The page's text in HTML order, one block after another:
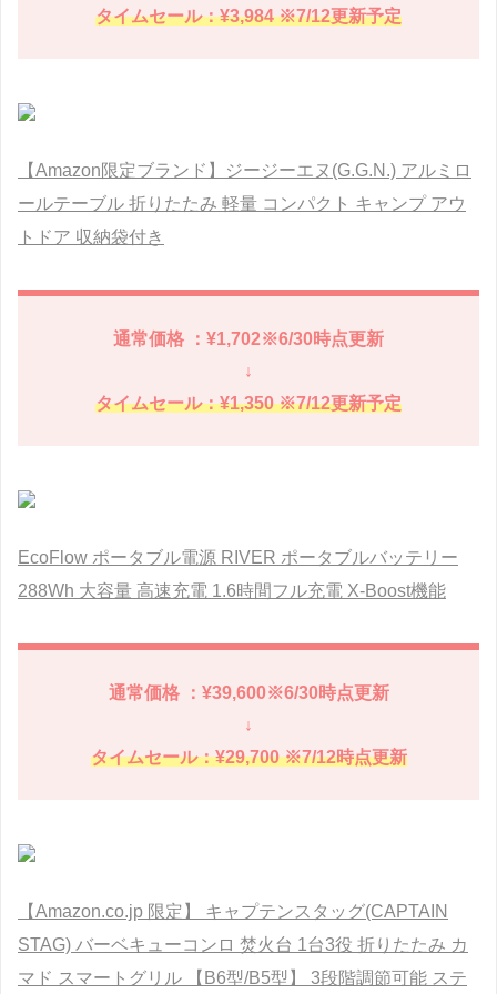
タイムセール：¥3,984 ※7/12更新予定
【Amazon限定ブランド】ジージーエヌ(G.G.N.) アルミロ
ールテーブル 折りたたみ 軽量 コンパクト キャンプ アウ
トドア 収納袋付き
通常価格 ：¥1,702※6/30時点更新
↓
タイムセール：¥1,350 ※7/12更新予定
EcoFlow ポータブル電源 RIVER ポータブルバッテリー
288Wh 大容量 高速充電 1.6時間フル充電 X-Boost機能
通常価格 ：¥39,600※6/30時点更新
↓
タイムセール：¥29,700 ※7/12時点更新
【Amazon.co.jp 限定】 キャプテンスタッグ(CAPTAIN
STAG) バーベキューコンロ 焚火台 1台3役 折りたたみ カ
マド スマートグリル 【B6型/B5型】 3段階調節可能 ステ